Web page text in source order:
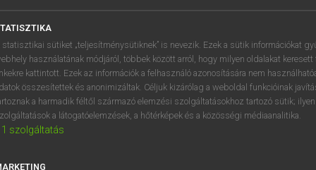
uniós terminológiai szótár
VAN ELŐFIZETÉSED?
előfizetésem a teljes szócikk
NINCS ELŐFIZETÉSED?
statisztikai sütiket „teljesítménysütiknek” is nevezik. Ezek a sütik információkat
használatának módjáról, többek között arról, hogy milyen oldalakat keresett
kattintott. Ezek az információk a felhasználó azonosítására nem
összesítettek és anonimizáltak. Céljuk kizárólag a weboldal funkcióinak
a harmadik féltől származó elemzési szolgáltatásokhoz tartozó sütik;
a látogatóelemzések, a hőtérképek és a közösségi médiaanalitika.
1 szolgáltatás
1 2 3 4 5 6 7 8 9
q w e r t z u i
a s d f g h j k l é
í y x c v b n m , .